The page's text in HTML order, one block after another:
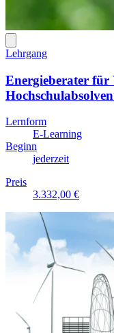
Lehrgang
Energieberater für
Lernform
E-Learning
Beginn
jederzeit
Preis
3.332,00 €